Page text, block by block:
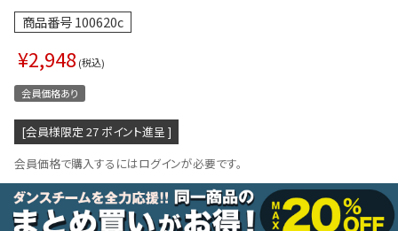
インワン／サロペット
ラ・ニップレス
浴衣
商品番号100620c
¥2,948 税込
会員価格あり
[会員様限定 27 ポイント進呈 ]
会員価格で購入するにはログインが必要です。